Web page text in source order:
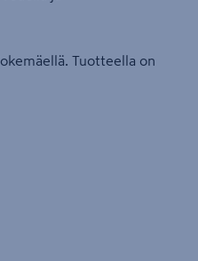
Tuotteella on